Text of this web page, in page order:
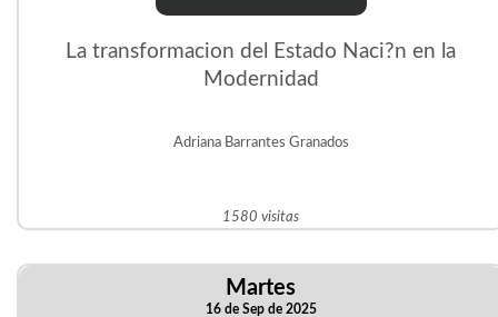
La transformacion del Estado Naci?n en la
Modernidad
Adriana Barrantes Granados
1580 visitas
Martes
16 de Sep de 2025